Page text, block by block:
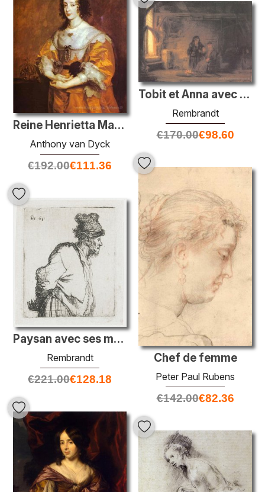
Reine Henrietta Maria
Anthony van Dyck
€192.00€111.36
Tobit et Anna avec l'enfant
Rembrandt
€170.00€98.60
Chef de femme
Peter Paul Rubens
€142.00€82.36
Paysan avec ses mains derrière son dos
Rembrandt
€221.00€128.18